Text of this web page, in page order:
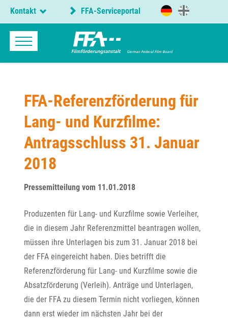
Kontakt FFA-Serviceportal
FFA-Referenzförderung für
Lang- und Kurzfilme:
Antragsschluss 31. Januar
2018
Pressemitteilung vom 11.01.2018
Produzenten für Lang- und Kurzfilme sowie Verleiher,
die in diesem Jahr Referenzmittel beantragen wollen,
müssen ihre Unterlagen bis zum 31. Januar 2018 bei
der FFA eingereicht haben. Dies betrifft die
Referenzförderung für Lang- und Kurzfilme sowie die
Absatzförderung (Verleih). Anträge und Unterlagen,
die der FFA zu diesem Termin nicht vorliegen, können
dann erst wieder im nächsten Jahr bei der